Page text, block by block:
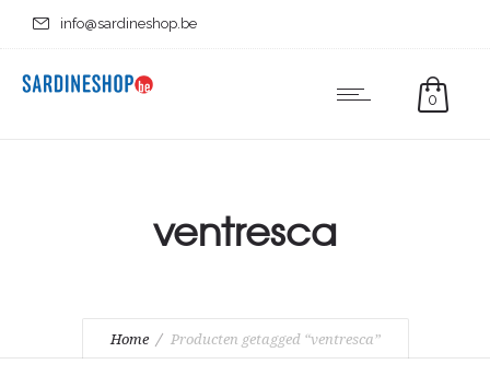
info@sardineshop.be
0
ventresca
Home Producten getagged “ventresca”